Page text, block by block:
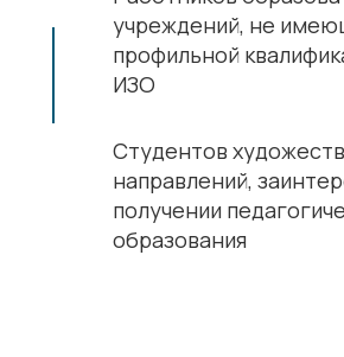
учреждений, не
профильной
ИЗО
Студентов
направлений,
получении
образования